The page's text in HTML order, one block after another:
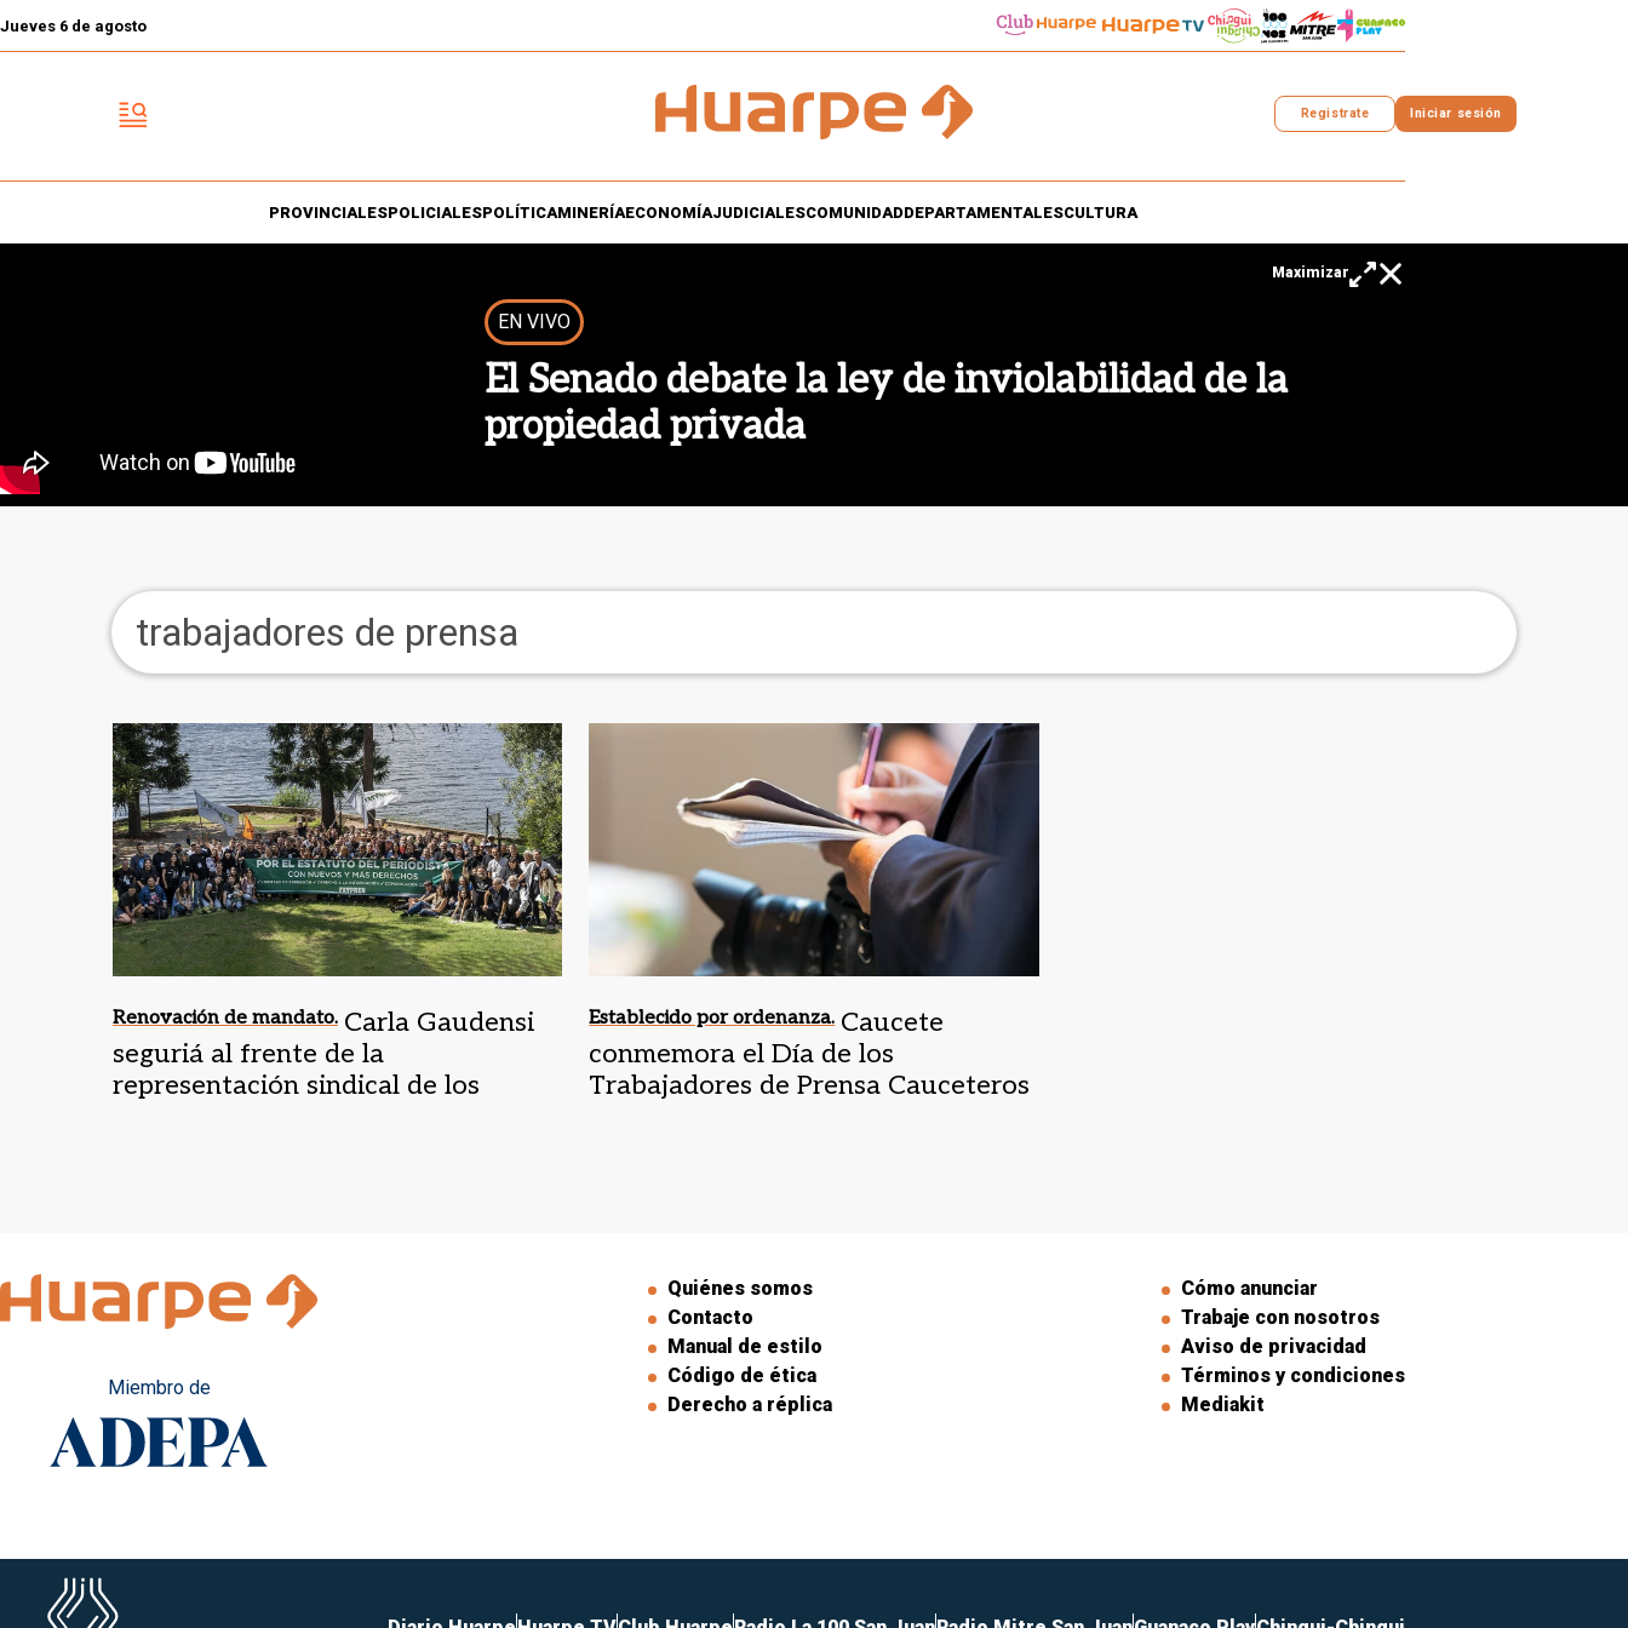
Jueves 6 de agosto
Registrate Iniciar sesión
PROVINCIALESPOLICIALESPOLÍTICAMINERÍAECONOMÍAJUDICIALESCOMUNIDADDEPARTAMENTALESCULTURA
EN VIVO
El Senado debate la ley de inviolabilidad de la
propiedad privada
trabajadores de prensa
Renovación de mandato. Carla Gaudensi
seguriá al frente de la
representación sindical de los
Establecido por ordenanza. Caucete
conmemora el Día de los
Trabajadores de Prensa Cauceteros
Miembro de
Quiénes somos
Contacto
Manual de estilo
Código de ética
Derecho a réplica
Cómo anunciar
Trabaje con nosotros
Aviso de privacidad
Términos y condiciones
Mediakit